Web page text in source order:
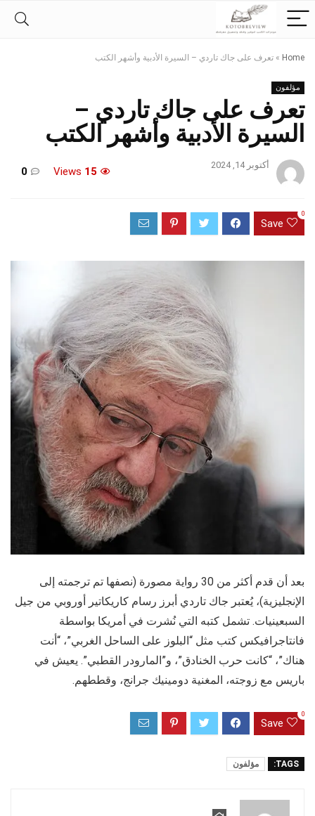
Home
» تعرف على جاك تاردي – السيرة الأدبية وأشهر الكتب
مؤلفون
تعرف على جاك تاردي –
السيرة الأدبية وأشهر الكتب
أكتوبر 14, 2024
15
0
Save
0
بعد أن قدم أكثر من 30 رواية مصورة (نصفها تم ترجمته إلى
الإنجليزية)، يُعتبر جاك تاردي أبرز رسام كاريكاتير أوروبي من جيل
السبعينيات. تشمل كتبه التي نُشرت في أمريكا بواسطة
فانتاجرافيكس كتب مثل “البلوز على الساحل الغربي”، “أنت
هناك”، “كانت حرب الخنادق”، و”المارودر القطبي”. يعيش في
باريس مع زوجته، المغنية دومينيك جرانج، وقططهم.
Save
0
TAGS: مؤلفون